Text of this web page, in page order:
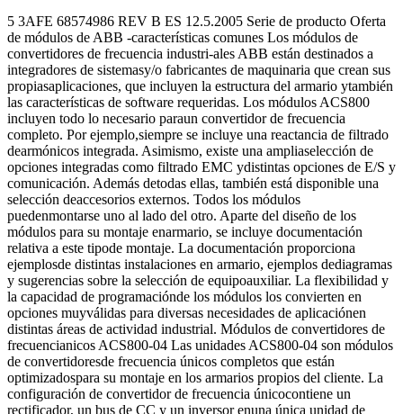
5 3AFE 68574986 REV B ES 12.5.2005 Serie de producto Oferta
de módulos de ABB -características comunes Los módulos de
convertidores de frecuencia industri-ales ABB están destinados a
integradores de sistemasy/o fabricantes de maquinaria que crean sus
propiasaplicaciones, que incluyen la estructura del armario ytambién
las características de software requeridas. Los módulos ACS800
incluyen todo lo necesario paraun convertidor de frecuencia
completo. Por ejemplo,siempre se incluye una reactancia de filtrado
dearmónicos integrada. Asimismo, existe una ampliaselección de
opciones integradas como filtrado EMC ydistintas opciones de E/S y
comunicación. Además detodas ellas, también está disponible una
selección deaccesorios externos. Todos los módulos
puedenmontarse uno al lado del otro. Aparte del diseño de los
módulos para su montaje enarmario, se incluye documentación
relativa a este tipode montaje. La documentación proporciona
ejemplosde distintas instalaciones en armario, ejemplos dediagramas
y sugerencias sobre la selección de equipoauxiliar. La flexibilidad y
la capacidad de programaciónde los módulos los convierten en
opciones muyválidas para diversas necesidades de aplicaciónen
distintas áreas de actividad industrial. Módulos de convertidores de
frecuencianicos ACS800-04 Las unidades ACS800-04 son módulos
de convertidoresde frecuencia únicos completos que están
optimizadospara su montaje en los armarios propios del cliente. La
configuración de convertidor de frecuencia únicocontiene un
rectificador, un bus de CC y un inversor enuna única unidad de